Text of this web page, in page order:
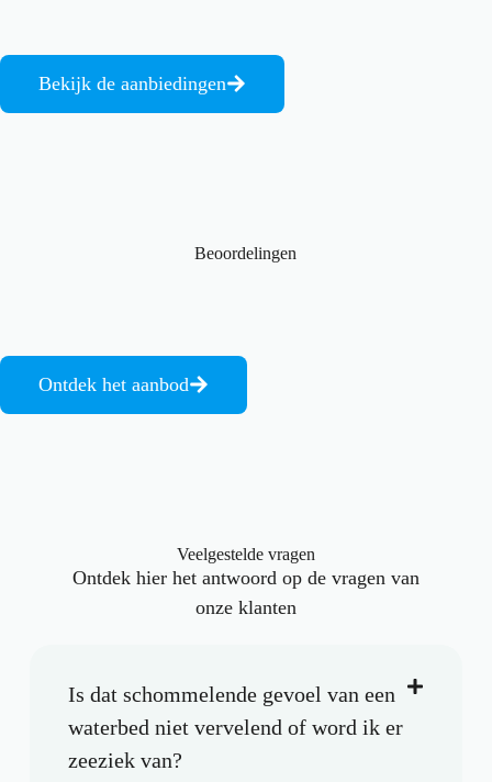
Bekijk de aanbiedingen
Beoordelingen
Ontdek het aanbod
Veelgestelde vragen
Ontdek hier het antwoord op de vragen van
onze klanten
Is dat schommelende gevoel van een
waterbed niet vervelend of word ik er
zeeziek van?